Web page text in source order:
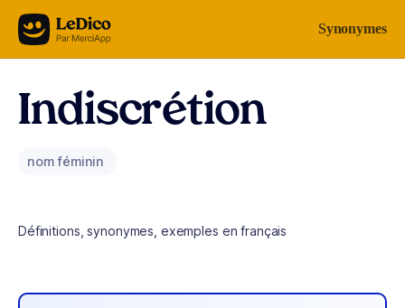
Aller au contenu Synonymes
Indiscrétion
nom féminin
Définitions, synonymes, exemples en français